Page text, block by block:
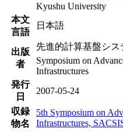
Kyushu University
本文
言語
日本語
出版
者
先進的計算基盤シス
Symposium on
Infrastructures
発行
日
2007-05-24
収録
物名
5th Symposium on
Infrastructures,